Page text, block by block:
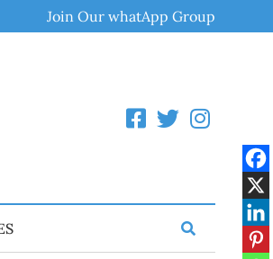
Join Our whatApp Group